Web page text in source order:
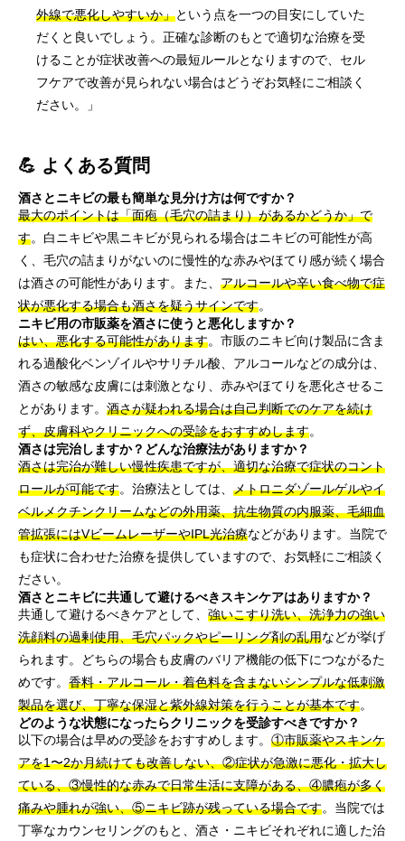
外線で悪化しやすいか」という点を一つの目安にしていた
だくと良いでしょう。正確な診断のもとで適切な治療を受
けることが症状改善への最短ルールとなりますので、セル
フケアで改善が見られない場合はどうぞお気軽にご相談く
ださい。」
💪 よくある質問
酒さとニキビの最も簡単な見分け方は何ですか？
最大のポイントは「面疱（毛穴の詰まり）があるかどうか」で
す。白ニキビや黒ニキビが見られる場合はニキビの可能性が高
く、毛穴の詰まりがないのに慢性的な赤みやほてり感が続く場合
は酒さの可能性があります。また、 アルコールや辛い食べ物で症
状が悪化する場合も酒さを疑うサインです。
ニキビ用の市販薬を酒さに使うと悪化しますか？
はい、悪化する可能性があります。市販のニキビ向け製品に含ま
れる過酸化ベンゾイルやサリチル酸、アルコールなどの成分は、
酒さの敏感な皮膚には刺激となり、赤みやほてりを悪化させるこ
とがあります。 酒さが疑われる場合は自己判断でのケアを続け
ず、皮膚科やクリニックへの受診をおすすめします。
酒さは完治しますか？どんな治療法がありますか？
酒さは完治が難しい慢性疾患ですが、適切な治療で症状のコント
ロールが可能です。治療法としては、 メトロニダゾールゲルやイ
ベルメクチンクリームなどの外用薬、抗生物質の内服薬、毛細血
管拡張にはVビームレーザーやIPL光治療などがあります。当院で
も症状に合わせた治療を提供していますので、お気軽にご相談く
ださい。
酒さとニキビに共通して避けるべきスキンケアはありますか？
共通して避けるべきケアとして、 強いこすり洗い、洗浄力の強い
洗顔料の過剰使用、毛穴パックやピーリング剤の乱用などが挙げ
られます。どちらの場合も皮膚のバリア機能の低下につながるた
めです。 香料・アルコール・着色料を含まないシンプルな低刺激
製品を選び、丁寧な保湿と紫外線対策を行うことが基本です。
どのような状態になったらクリニックを受診すべきですか？
以下の場合は早めの受診をおすすめします。 ①市販薬やスキンケ
アを1〜2か月続けても改善しない、②症状が急激に悪化・拡大し
ている、③慢性的な赤みで日常生活に支障がある、④膿疱が多く
痛みや腫れが強い、⑤ニキビ跡が残っている場合です。当院では
丁寧なカウンセリングのもと、酒さ・ニキビそれぞれに適した治